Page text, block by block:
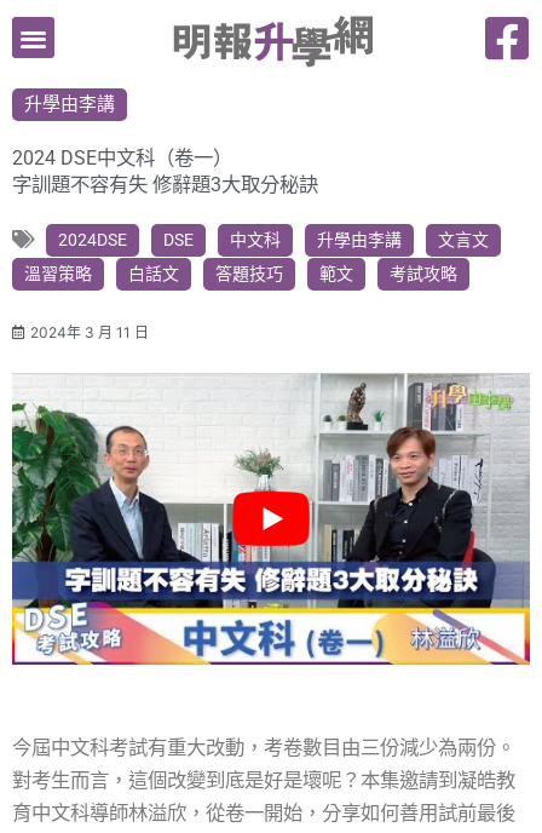
跳
要
內
容
升學由李講
2024 DSE中文科（卷一）
字訓題不容有失 修辭題3大取分秘訣
2024DSE DSE 中文科 升學由李講
文言文
溫習策略
白話文 答題技巧 範文 考試攻略
2024年 3 月 11 日
今屆中文科考試有重大改動，考卷數目由三份減少為兩份。
對考生而言，這個改變到底是好是壞呢？本集邀請到凝皓教
育中文科導師林溢欣，從卷一開始，分享如何善用試前最後